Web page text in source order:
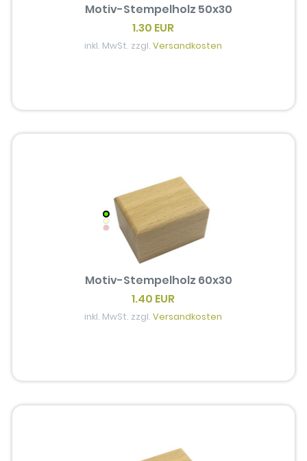
Motiv-Stempelholz 50x30
1.30 EUR
inkl. MwSt. zzgl.Versandkosten
Motiv-Stempelholz 60x30
1.40 EUR
inkl. MwSt. zzgl.Versandkosten